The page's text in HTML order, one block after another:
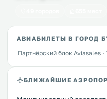
АВИАБИЛЕТЫ В ГОРОД
Партнёрский блок Aviasales
БЛИЖАЙШИЕ